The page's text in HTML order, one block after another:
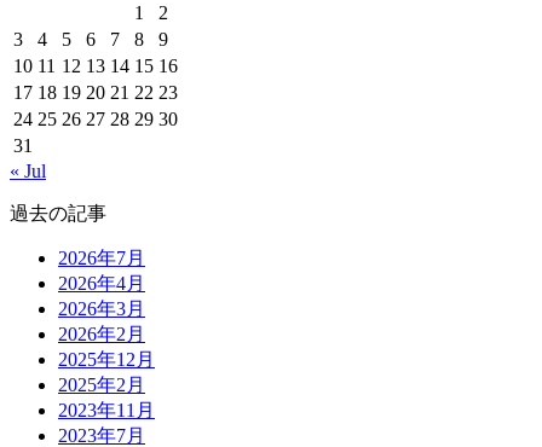
1
2
3
4 5 6 7 8
9
10 11 12 13 14 15 16
17 18 19 20 21 22 23
24 25 26 27 28 29 30
31
« Jul
過去の記事
2026年7月
2026年4月
2026年3月
2026年2月
2025年12月
2025年2月
2023年11月
2023年7月